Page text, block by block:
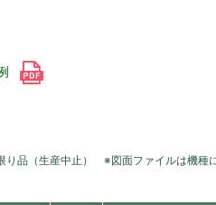
（生産中止） ※図面ファイルは機種